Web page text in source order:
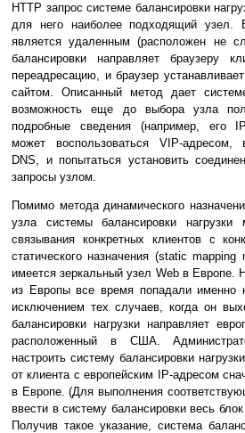
HTTP запрос системе балансировки
для него наиболее подходящий узел.
является удаленным (расположен не
балансировки направляет браузеру
переадресацию, и браузер
сайтом. Описанный метод дает
возможность еще до выбора узла
подробные сведения (например, его
может воспользоваться VIP-адресом,
DNS, и попытаться установить
запросы узлом.
Помимо метода динамического
узла системы балансировки нагрузки
связывания конкретных клиентов с
статического назначения (static
имеется зеркальный узел Web в Европе.
из Европы все время попадали именно
исключением тех случаев, когда он
балансировки нагрузки направляет
расположенный в США.
настроить систему балансировки
от клиента с европейским IP-адресом
в Европе. (Для выполнения
ввести в систему балансировки весь
Получив такое указание, система